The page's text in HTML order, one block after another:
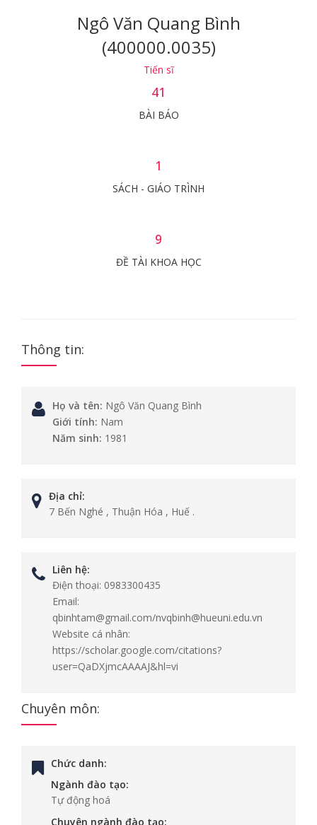
Ngô Văn Quang Bình
(400000.0035)
Tiến sĩ
41
BÀI BÁO
1
SÁCH - GIÁO TRÌNH
9
ĐỀ TÀI KHOA HỌC
Thông tin:
Họ và tên: Ngô Văn Quang Bình
Giới tính: Nam
Năm sinh: 1981
Địa chỉ:
7 Bến Nghé , Thuận Hóa , Huế .
Liên hệ:
Điện thoại: 0983300435
Email:
qbinhtam@gmail.com/nvqbinh@hueuni.edu.vn
Website cá nhân:
https://scholar.google.com/citations?
user=QaDXjmcAAAAJ&hl=vi
Chuyên môn:
Chức danh:
Ngành đào tạo:
Tự động hoá
Chuyên ngành đào tạo: